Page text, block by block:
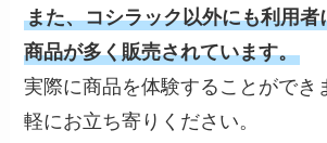
また、コシラック以外にも利用者
商品が多く販売されています。
実際に商品を体験することができ
軽にお立ち寄りください。